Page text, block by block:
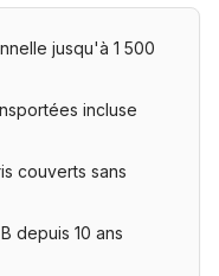
jusqu'à 1 500
incluse
couverts sans
depuis 10 ans